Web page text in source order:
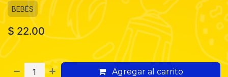
BEBÉS
$22.00
Agregar al carrito